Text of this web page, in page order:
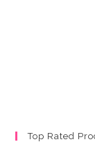
Top Rated